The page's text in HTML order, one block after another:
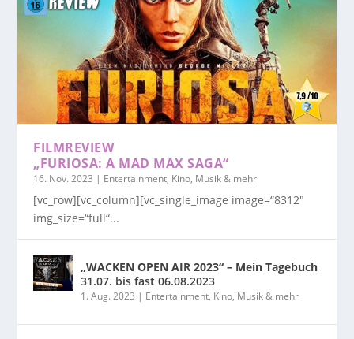
FILMREVIEW
„FURIOSA: A MAD MAX SAGA“
16. Nov. 2023 | Entertainment, Kino, Musik & mehr
[vc_row][vc_column][vc_single_image image=“8312″
img_size=“full“...
„WACKEN OPEN AIR 2023“ – Mein Tagebuch
31.07. bis fast 06.08.2023
1. Aug. 2023 | Entertainment, Kino, Musik & mehr